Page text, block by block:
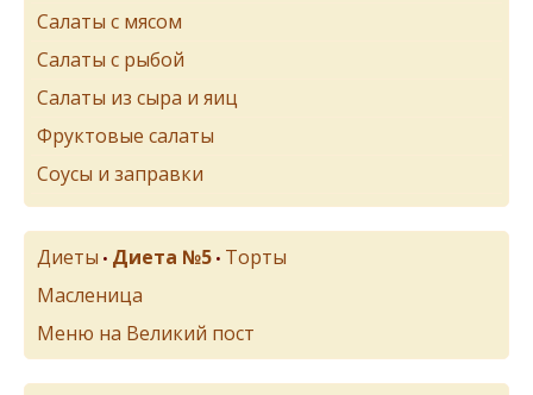
Салаты с мясом
Салаты с рыбой
Салаты из сыра и яиц
Фруктовые салаты
Соусы и заправки
Диеты • Диета №5 • Торты
Масленица
Меню на Великий пост